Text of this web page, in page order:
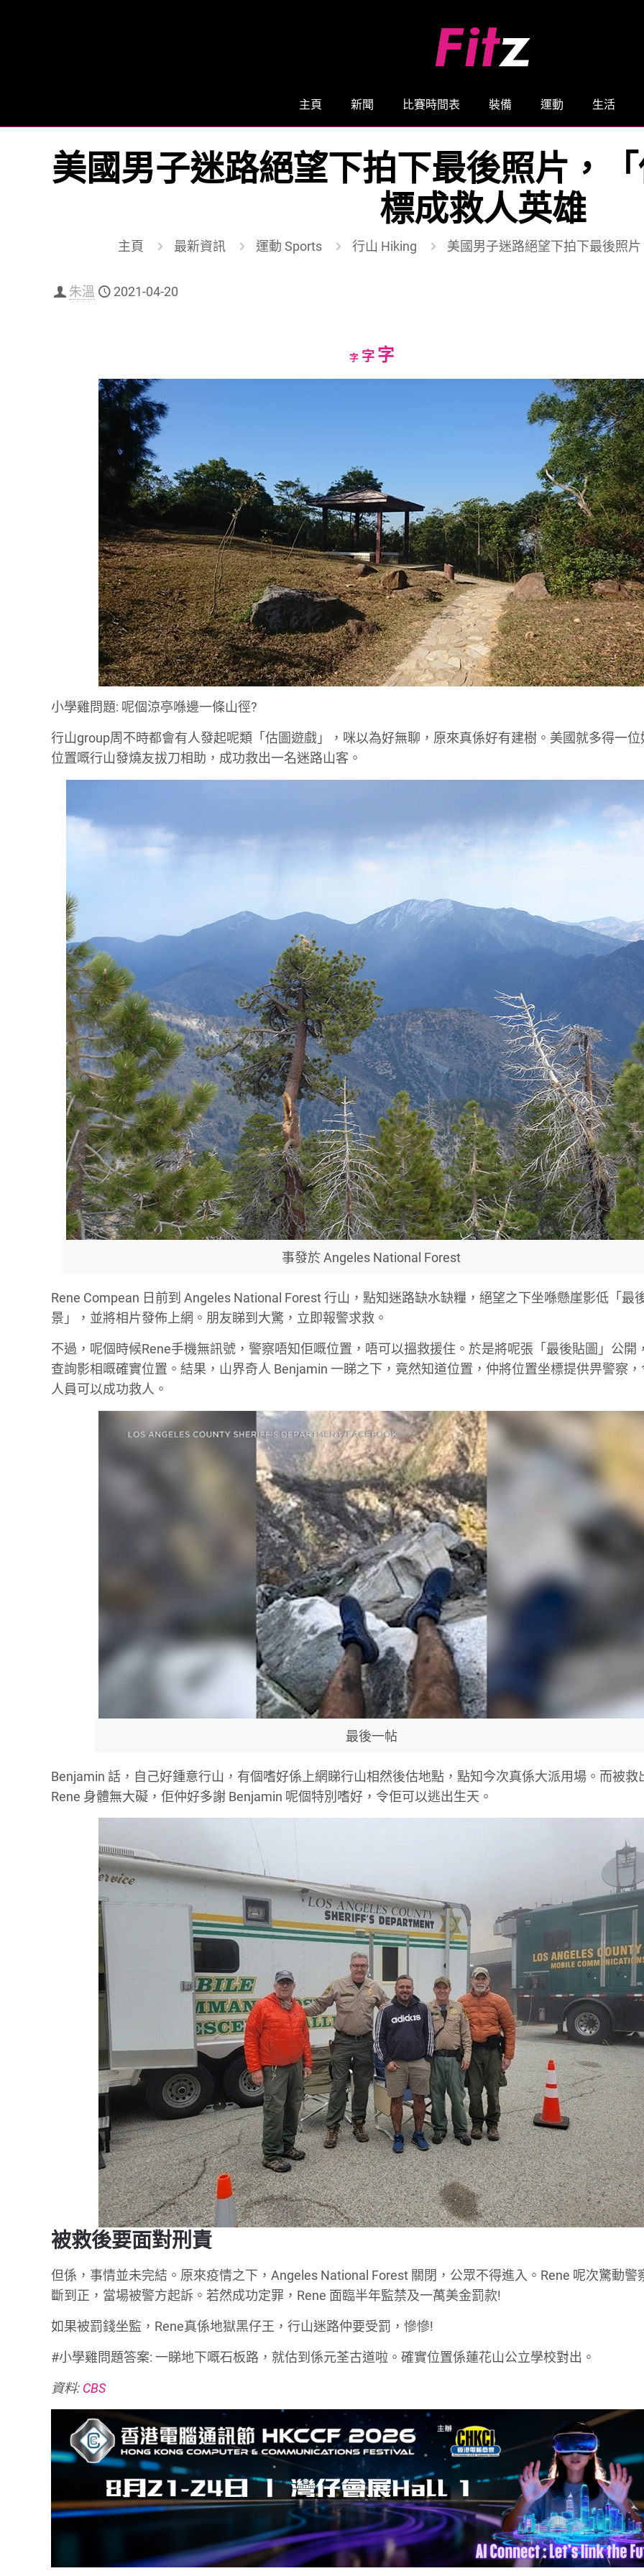
主頁 新聞 比賽時間表 裝備 運動 生活
美國男子迷路絕望下拍下最後照片，
標成救人英雄
主頁 最新資訊 運動 Sports 行山 Hiking 美國男子迷路絕望下拍下最後照
朱溫 2021-04-20
字Decrease
字Reset
字Increase
font
小學雞問題: 呢個涼亭喺邊一條山徑?
行山group周不時都會有人發起呢類「估圖遊戲」，咪以為好無聊，原來真係好有建樹。美國就多得一位
位置嘅行山發燒友拔刀相助，成功救出一名迷路山客。
事發於 Angeles National Forest
Rene Compean 日前到 Angeles National Forest 行山，點知迷路缺水缺糧，絕望之下坐喺懸崖影低「最
景」，並將相片發佈上網。朋友睇到大驚，立即報警求救。
不過，呢個時候Rene手機無訊號，警察唔知佢嘅位置，唔可以搵救援住。於是將呢張「最後貼圖」公開
查詢影相嘅確實位置。結果，山界奇人 Benjamin 一睇之下，竟然知道位置，仲將位置坐標提供畀警察
人員可以成功救人。
最後一帖
Benjamin 話，自己好鍾意行山，有個嗜好係上網睇行山相然後估地點，點知今次真係大派用場。而被救
Rene 身體無大礙，佢仲好多謝 Benjamin 呢個特別嗜好，令佢可以逃出生天。
被救後要面對刑責
但係，事情並未完結。原來疫情之下，Angeles National Forest 關閉，公眾不得進入。Rene 呢次驚動警
斷到正，當場被警方起訴。若然成功定罪，Rene 面臨半年監禁及一萬美金罰款!
如果被罰錢坐監，Rene真係地獄黑仔王，行山迷路仲要受罰，慘慘!
#小學雞問題答案: 一睇地下嘅石板路，就估到係元荃古道啦。確實位置係蓮花山公立學校對出。
資料: CBS